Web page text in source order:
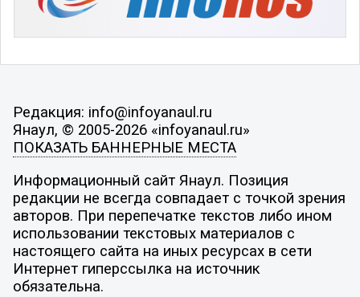
Редакция: info@infoyanaul.ru
Янаул, © 2005-2026 «infoyanaul.ru»
ПОКАЗАТЬ БАННЕРНЫЕ МЕСТА
Информационный сайт Янаул. Позиция
редакции не всегда совпадает с точкой зрения
авторов. При перепечатке текстов либо ином
использовании текстовых материалов с
настоящего сайта на иных ресурсах в сети
Интернет гиперссылка на источник
обязательна.